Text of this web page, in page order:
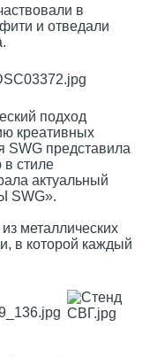
в
и отведали
подход
креативных
SWG представила
в стиле
актуальный
SWG».
металлических
в которой каждый